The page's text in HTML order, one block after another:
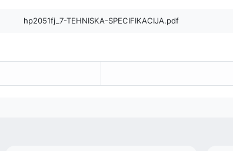
hp2051fj_7-TEHNISKA-SPECIFIKACIJA.pdf